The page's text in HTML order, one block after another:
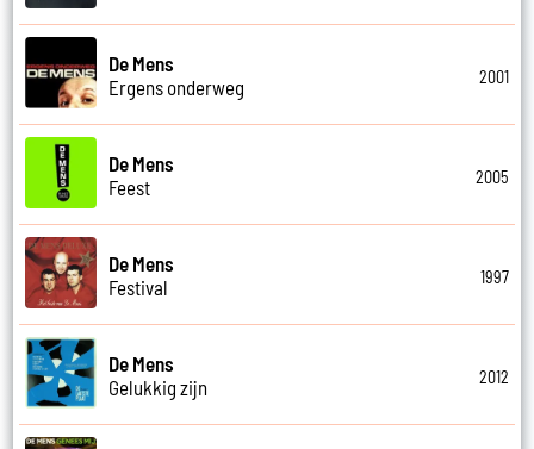
De Mens
Ergens onderweg
2001
De Mens
Feest
2005
De Mens
Festival
1997
De Mens
Gelukkig zijn
2012